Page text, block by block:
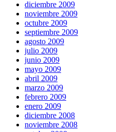
diciembre 2009
noviembre 2009
octubre 2009
septiembre 2009
agosto 2009
julio 2009
junio 2009
mayo 2009
abril 2009
marzo 2009
febrero 2009
enero 2009
diciembre 2008
noviembre 2008